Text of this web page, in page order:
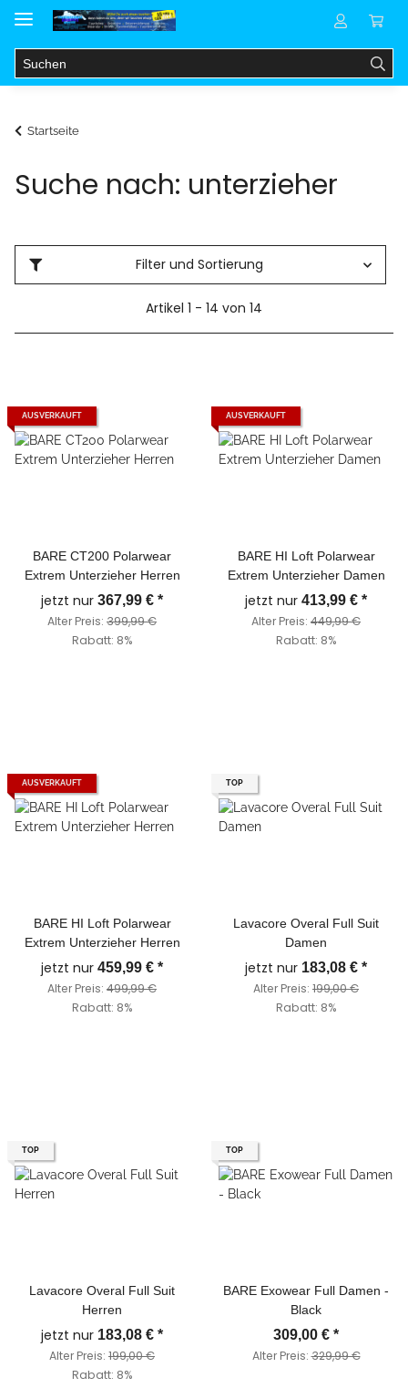
Startseite
Suche nach: unterzieher
Filter und Sortierung
Artikel 1 - 14 von 14
AUSVERKAUFT
BARE CT200 Polarwear
Extrem Unterzieher Herren
jetzt nur 367,99 € *
Alter Preis: 399,99 €
Rabatt: 8%
AUSVERKAUFT
BARE HI Loft Polarwear
Extrem Unterzieher Damen
jetzt nur 413,99 € *
Alter Preis: 449,99 €
Rabatt: 8%
AUSVERKAUFT
BARE HI Loft Polarwear
Extrem Unterzieher Herren
jetzt nur 459,99 € *
Alter Preis: 499,99 €
Rabatt: 8%
TOP
Lavacore Overal Full Suit
Damen
jetzt nur 183,08 € *
Alter Preis: 199,00 €
Rabatt: 8%
TOP
Lavacore Overal Full Suit
Herren
jetzt nur 183,08 € *
Alter Preis: 199,00 €
Rabatt: 8%
TOP
BARE Exowear Full Damen -
Black
309,00 € *
Alter Preis:329,99 €